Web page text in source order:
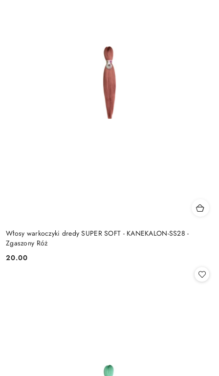
Włosy warkoczyki dredy SUPER SOFT - KANEKALON-SS28 -
Zgaszony Róż
Cena:
20.00